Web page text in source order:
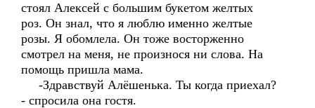
стоял Алексей с большим букетом желтых
роз. Он знал, что я люблю именно желтые
розы. Я обомлела. Он тоже восторженно
смотрел на меня, не произнося ни слова. На
помощь пришла мама.
-Здравствуй Алёшенька. Ты когда приехал?
- спросила она гостя.